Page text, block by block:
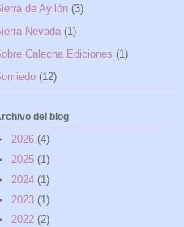
de Ayllón (3)
Nevada (1)
Calecha Ediciones (1)
(12)
del blog
2026 (4)
2025 (1)
2024 (1)
2023 (1)
2022 (2)